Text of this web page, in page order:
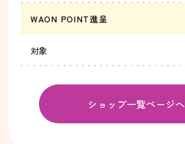
WAON POINT進呈
対象
ショップ一覧ページへ